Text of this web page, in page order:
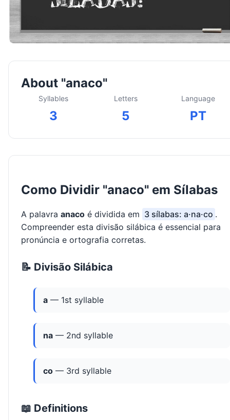
About "anaco"
Syllables
3
Letters
5
Language
PT
Como Dividir "anaco" em Sílabas
A palavra anaco é dividida em 3 sílabas: a·na·co .
Compreender esta divisão silábica é essencial para
pronúncia e ortografia corretas.
📝 Divisão Silábica
a — 1st syllable
na — 2nd syllable
co — 3rd syllable
📖 Definitions